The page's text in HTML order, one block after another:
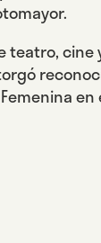
teatro, cine
en